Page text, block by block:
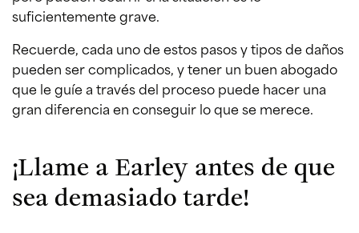
suficientemente grave.
Recuerde, cada uno de estos pasos y tipos de daños
pueden ser complicados, y tener un buen abogado
que le guíe a través del proceso puede hacer una
gran diferencia en conseguir lo que se merece.
¡Llame a Earley antes de que
sea demasiado tarde!